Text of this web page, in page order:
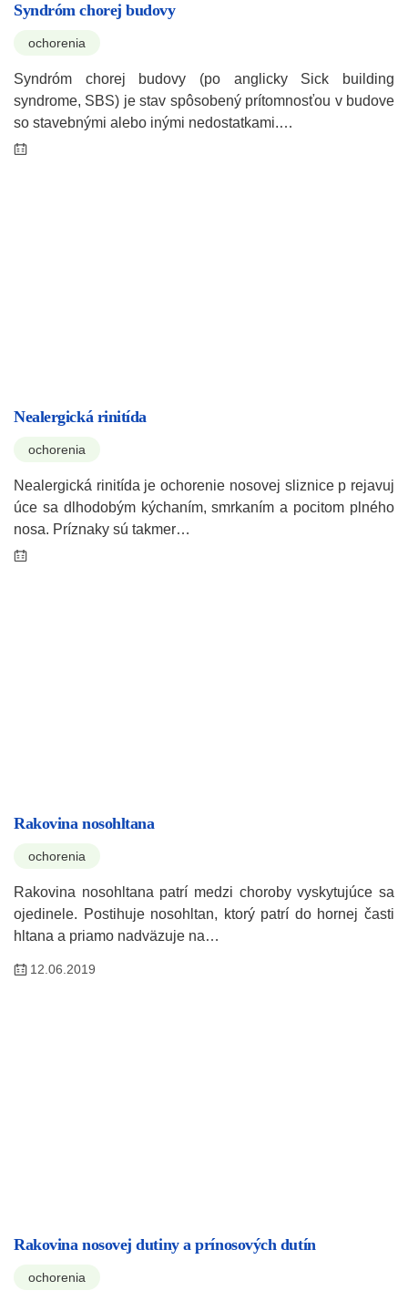
Syndróm chorej budovy
ochorenia
Syndróm chorej budovy (po anglicky Sick building
syndrome, SBS) je stav spôsobený prítomnosťou v budove
so stavebnými alebo inými nedostatkami.…
Nealergická rinitída
ochorenia
Nealergická rinitída je ochorenie nosovej sliznice p rejavuj
úce sa dlhodobým kýchaním, smrkaním a pocitom plného
nosa. Príznaky sú takmer…
Rakovina nosohltana
ochorenia
Rakovina nosohltana patrí medzi choroby vyskytujúce sa
ojedinele. Postihuje nosohltan, ktorý patrí do hornej časti
hltana a priamo nadväzuje na…
12.06.2019
Rakovina nosovej dutiny a prínosových dutín
ochorenia